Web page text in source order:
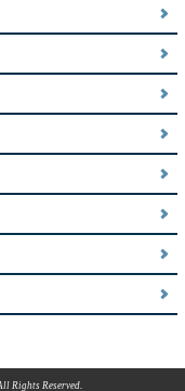
Rights Reserved.